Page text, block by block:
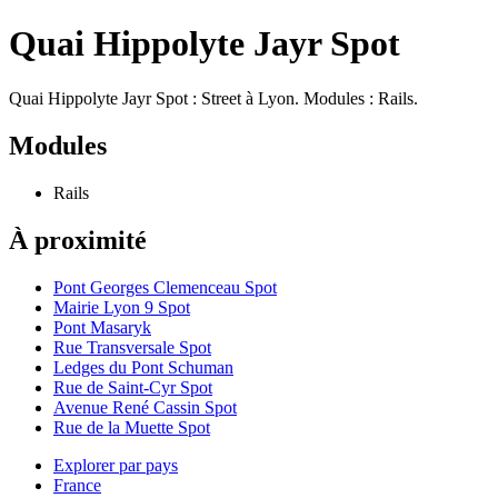
Quai Hippolyte Jayr Spot
Quai Hippolyte Jayr Spot : Street à Lyon. Modules : Rails.
Modules
Rails
À proximité
Pont Georges Clemenceau Spot
Mairie Lyon 9 Spot
Pont Masaryk
Rue Transversale Spot
Ledges du Pont Schuman
Rue de Saint-Cyr Spot
Avenue René Cassin Spot
Rue de la Muette Spot
Explorer par pays
France